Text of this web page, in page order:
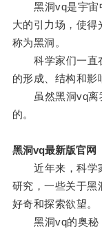
黑洞vq是宇宙中
大的引力场，使得
称为黑洞。
科学家们一直在
的形成、结构和影
虽然黑洞vq离我
的。
黑洞vq最新版官网
近年来，科学家
研究，一些关于黑
好奇和探索欲望。
黑洞vq的奥秘，